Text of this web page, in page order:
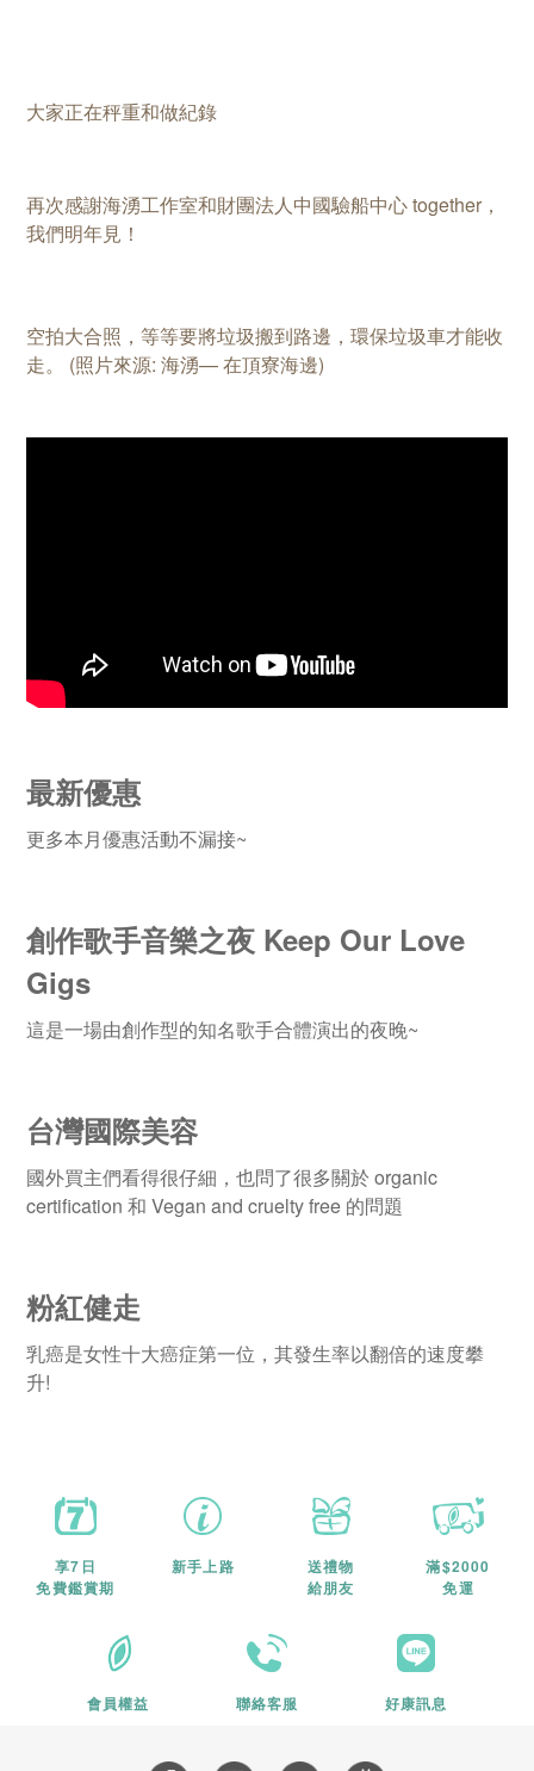
大家正在秤重和做紀錄
再次感謝海湧工作室和財團法人中國驗船中心 together，
我們明年見！
空拍大合照，等等要將垃圾搬到路邊，環保垃圾車才能收
走。 (照片來源: 海湧— 在頂寮海邊)
最新優惠
更多本月優惠活動不漏接~
創作歌手音樂之夜 Keep Our Love
Gigs
這是一場由創作型的知名歌手合體演出的夜晚~
台灣國際美容
國外買主們看得很仔細，也問了很多關於 organic
certification 和 Vegan and cruelty free 的問題
粉紅健走
乳癌是女性十大癌症第一位，其發生率以翻倍的速度攀
升!
享7日
免費鑑賞期
新手上路
送禮物
給朋友
滿$2000
免運
會員權益 聯絡客服 好康訊息